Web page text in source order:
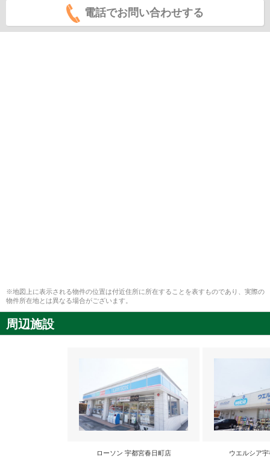
電話でお問い合わせする
※地図上に表示される物件の位置は付近住所に所在することを表すものであり、実際の
物件所在地とは異なる場合がございます。
周辺施設
ローソン 宇都宮春日町店 ウエルシア